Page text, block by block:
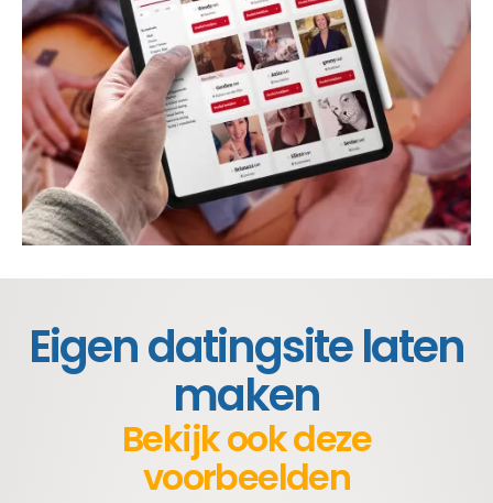
Eigen datingsite laten
maken
Bekijk ook deze
voorbeelden